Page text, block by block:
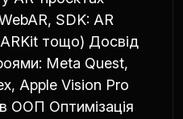
SDK: AR
тощо) Досвід
Meta Quest,
Apple Vision Pro
ООП Оптимізація